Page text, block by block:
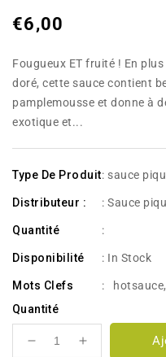
Prix
€6,00
Fougueux ET fruité ! En
doré, cette sauce contient
pamplemousse et donne à
exotique et...
Type De Produit: sauce
Distributeur : : Sauce
Quantité :
Disponibilité : In Stock
Mots Clefs : hotsauce,
Quantité
Réduire Augmenter